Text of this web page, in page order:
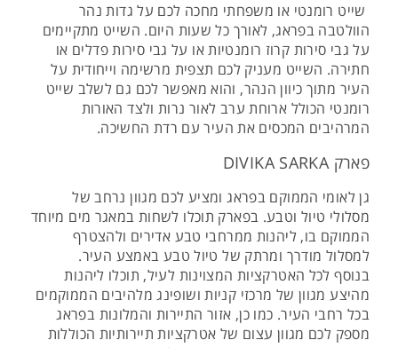
שייט רומנטי או משפחתי מחכה לכם על גדות נהר
הוולטבה בפראג, לאורך כל שעות היום. השייט מתקיימים
על גבי סירות קרוז רומנטיות או על גבי סירות פדלים או
חתירה. השייט מעניק לכם תצפית מרשימה וייחודית על
העיר מתוך כיוון הנהר, והוא מאפשר לכם גם לשלב שייט
רומנטי הכולל ארוחת ערב לאור נרות ולצד האורות
המרהיבים המכסים את העיר עם רדת החשיכה.
פארק DIVIKA SARKA
גן לאומי הממוקם בפראג ומציע לכם מגוון נרחב של
מסלולי טיול וטבע. בפארק תוכלו לשחות במאגר מים מיוחד
הממוקם בו, ליהנות ממרחבי טבע אדירים ולהצטרף
למסלול מודרך ומרתק של טיול טבע באמצע העיר.
בנוסף לכל האטרקציות המצוינות לעיל, תוכלו ליהנות
מהיצע מגוון של מרכזי קניות ושופינג מלהיבים הממוקמים
בכל רחבי העיר. כמו כן, אזור התיירות והמלונות בפראג
מספק לכם מגוון עצום של אטרקציות תיירותיות הכוללות